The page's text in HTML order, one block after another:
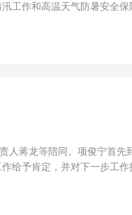
工作和高温天气防暑安全保
人蒋龙等陪同。项俊宁首先
给予肯定，并对下一步工作